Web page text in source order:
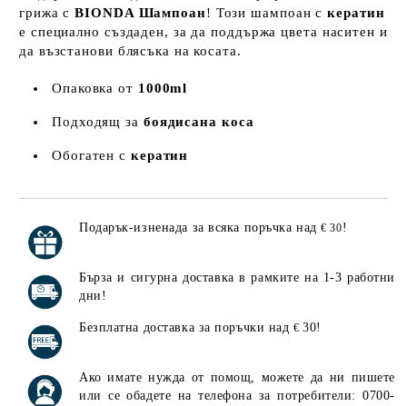
грижа сBIONDA Шампоан! Този шампоан скератин
е специално създаден, за да поддържа цвета наситен и
да възстанови блясъка на косата.
Опаковка от 1000ml
Подходящ за боядисана коса
Обогатен с кератин
Подарък-изненада за всяка поръчка над€ 30!
Бърза и сигурна доставка в рамките на 1-3 работни
дни!
Безплатна доставка за поръчки над€30!
Ако имате нужда от помощ, можете да ни пишете
или се обадете на телефона за потребители: 0700-